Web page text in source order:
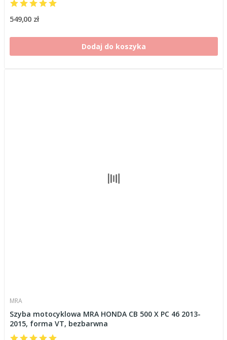
549,00 zł
Dodaj do koszyka
MRA
Szyba motocyklowa MRA HONDA CB 500 X PC 46 2013-
2015, forma VT, bezbarwna